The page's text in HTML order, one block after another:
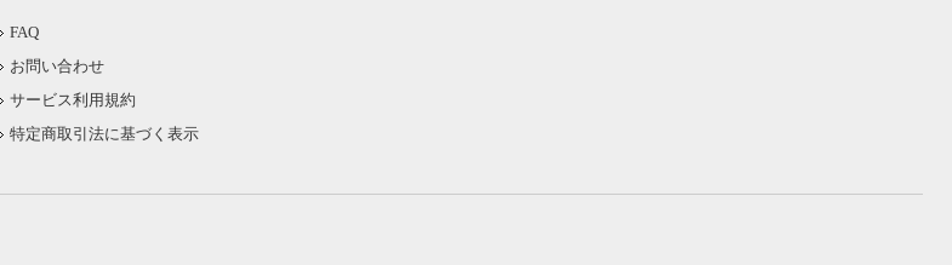
FAQ
お問い合わせ
サービス利用規約
特定商取引法に基づく表示